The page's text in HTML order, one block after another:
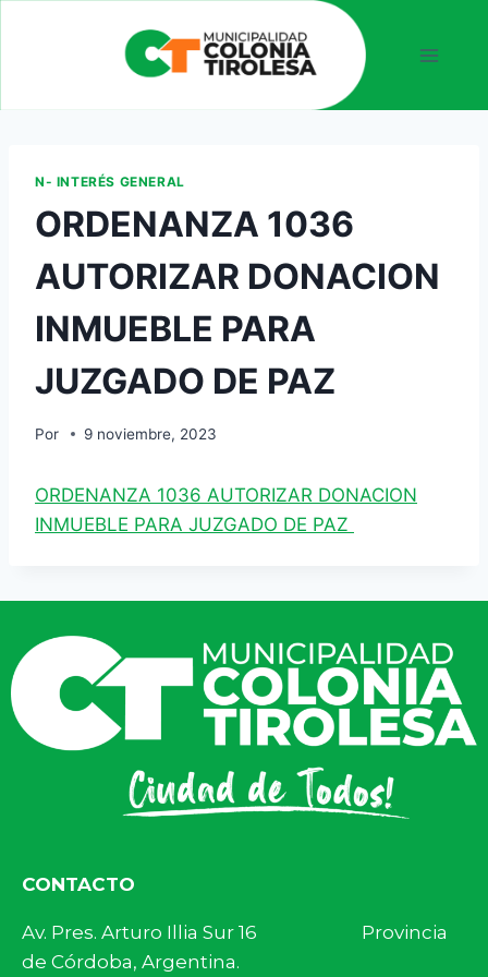
N- INTERÉS GENERAL
ORDENANZA 1036
AUTORIZAR DONACION
INMUEBLE PARA
JUZGADO DE PAZ
Por 9 noviembre, 2023
ORDENANZA 1036 AUTORIZAR DONACION
INMUEBLE PARA JUZGADO DE PAZ
CONTACTO
Av. Pres. Arturo Illia Sur 16 Provincia
de Córdoba, Argentina.